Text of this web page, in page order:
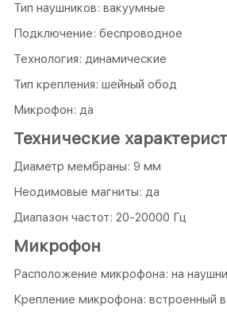
Тип наушников: вакуумные
Подключение: беспроводное
Технология: динамические
Тип крепления: шейный обод
Микрофон: да
Технические
Диаметр мембраны: 9 мм
Неодимовые магниты: да
Диапазон частот: 20-20000 Гц
Микрофон
Расположение микрофона: на
Крепление микрофона: встроенный